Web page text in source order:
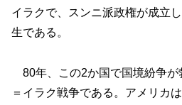
イラクで、スンニ派政権が成立
生である。
80年、この2か国で国境紛争が
＝イラク戦争である。アメリカ